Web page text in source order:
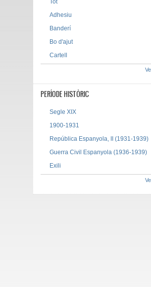
Tot
Adhesiu
Banderí
Bo d'ajut
Cartell
PERÍODE HISTÒRIC
Segle XIX
1900-1931
República Espanyola, II (1931-1939)
Guerra Civil Espanyola (1936-1939)
Exili